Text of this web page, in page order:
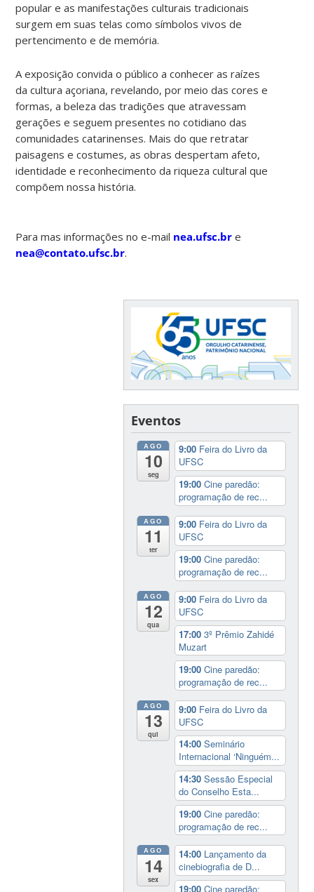
popular e as manifestações culturais tradicionais
surgem em suas telas como símbolos vivos de
pertencimento e de memória.
A exposição convida o público a conhecer as raízes
da cultura açoriana, revelando, por meio das cores e
formas, a beleza das tradições que atravessam
gerações e seguem presentes no cotidiano das
comunidades catarinenses. Mais do que retratar
paisagens e costumes, as obras despertam afeto,
identidade e reconhecimento da riqueza cultural que
compõem nossa história.
Para mas informações no e-mail nea.ufsc.br e
nea@contato.ufsc.br.
Eventos
AGO
10
seg
9:00 Feira do Livro da
UFSC
19:00Cine paredão:
programação de rec...
AGO
11
ter
9:00 Feira do Livro da
UFSC
19:00Cine paredão:
programação de rec...
AGO
12
qua
9:00 Feira do Livro da
UFSC
17:003º Prêmio Zahidé
Muzart
19:00Cine paredão:
programação de rec...
AGO
13
qui
9:00 Feira do Livro da
UFSC
14:00Seminário
Internacional ‘Ninguém...
14:30Sessão Especial
do Conselho Esta...
19:00Cine paredão:
programação de rec...
AGO
14
sex
14:00 Lançamento da
cinebiografia de D...
19:00Cine paredão: